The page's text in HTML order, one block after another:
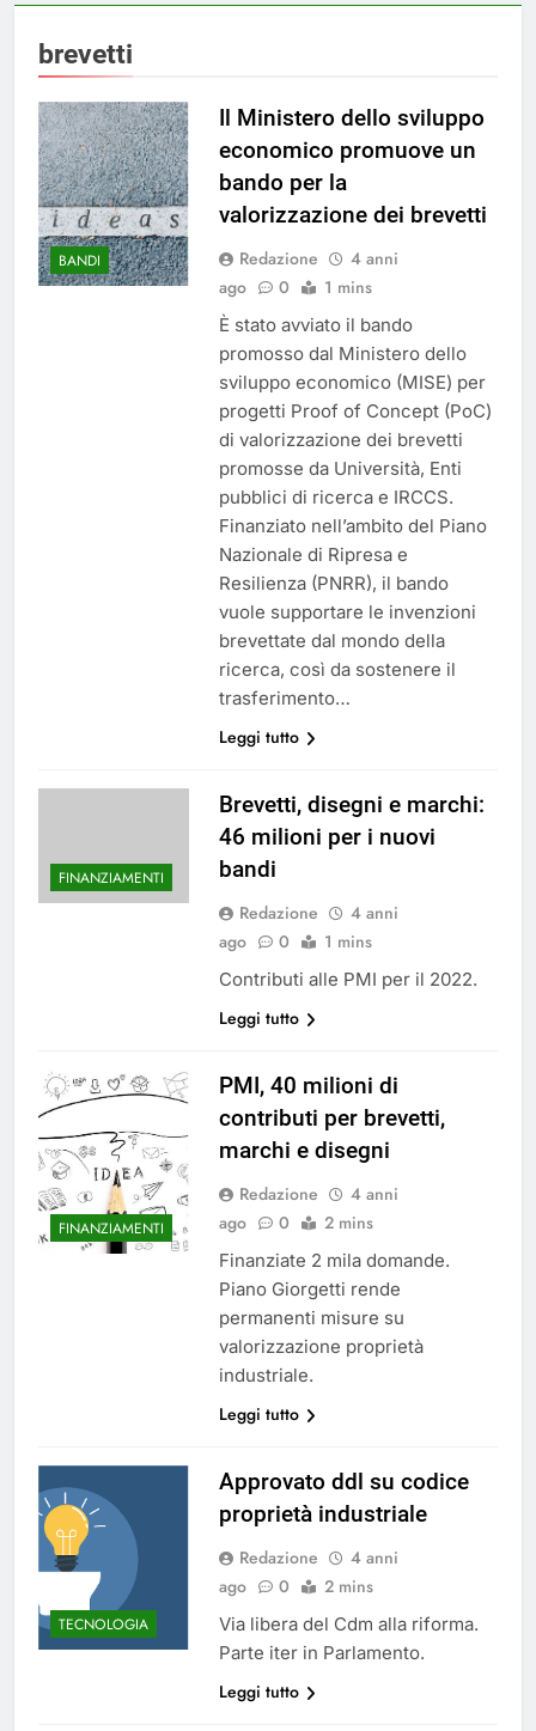
brevetti
BANDI
Il Ministero dello sviluppo
economico promuove un
bando per la
valorizzazione dei brevetti
Redazione
4 anni
ago
0 1 mins
È stato avviato il bando
promosso dal Ministero dello
sviluppo economico (MISE) per
progetti Proof of Concept (PoC)
di valorizzazione dei brevetti
promosse da Università, Enti
pubblici di ricerca e IRCCS.
Finanziato nell’ambito del Piano
Nazionale di Ripresa e
Resilienza (PNRR), il bando
vuole supportare le invenzioni
brevettate dal mondo della
ricerca, così da sostenere il
trasferimento…
Leggi tutto
FINANZIAMENTI
Brevetti, disegni e marchi:
46 milioni per i nuovi
bandi
Redazione
4 anni
ago
0 1 mins
Contributi alle PMI per il 2022.
Leggi tutto
FINANZIAMENTI
PMI, 40 milioni di
contributi per brevetti,
marchi e disegni
Redazione
4 anni
ago
0 2 mins
Finanziate 2 mila domande.
Piano Giorgetti rende
permanenti misure su
valorizzazione proprietà
industriale.
Leggi tutto
TECNOLOGIA
Approvato ddl su codice
proprietà industriale
Redazione
4 anni
ago
0 2 mins
Via libera del Cdm alla riforma.
Parte iter in Parlamento.
Leggi tutto